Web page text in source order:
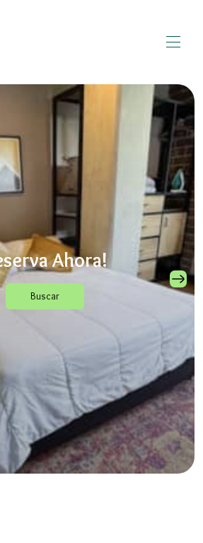
Ahora!
Buscar